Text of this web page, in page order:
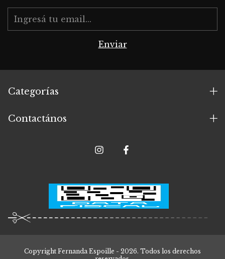
Categorías
Contactános
Copyright Fernanda Espoille - 2026. Todos los derechos